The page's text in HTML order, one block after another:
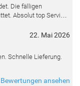
Die fälligen
Absolut top Service
22. Mai 2026
ansehen